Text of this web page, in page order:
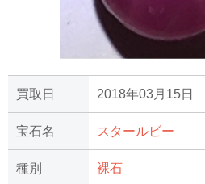
買取日 2018年03月15日
宝石名 スタールビー
種別 裸石